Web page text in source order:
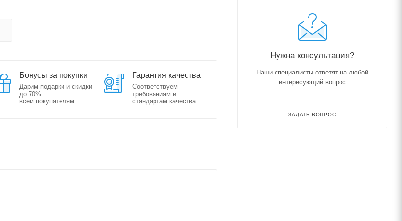
Бонусы за покупки
Дарим подарки и скидки
до 70%
всем покупателям
Гарантия качества
Соответствуем
требованиям и
стандартам качества
Нужна консультация?
Наши специалисты ответят на любой
интересующий вопрос
ЗАДАТЬ ВОПРОС